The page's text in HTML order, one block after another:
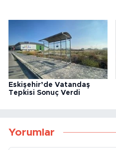
Eskişehir’de Vatandaş
Tepkisi Sonuç Verdi
Yorumlar